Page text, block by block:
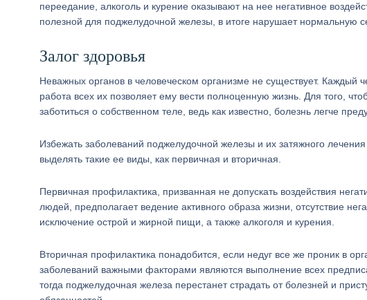
переедание, алкоголь и курение оказывают на нее негативное
полезной для поджелудочной железы, в итоге нарушает нормальную
Залог здоровья
Неважных органов в человеческом организме не существует. Каждый
работа всех их позволяет ему вести полноценную жизнь. Для того,
заботиться о собственном теле, ведь как известно, болезнь легче
Избежать заболеваний поджелудочной железы и их затяжного
выделять такие ее виды, как первичная и вторичная.
Первичная профилактика, призванная не допускать воздействия
людей, предполагает ведение активного образа жизни, отсутствие
исключение острой и жирной пищи, а также алкоголя и курения.
Вторичная профилактика понадобится, если недуг все же проник в
заболеваний важными факторами являются выполнение всех
тогда поджелудочная железа перестанет страдать от болезней и